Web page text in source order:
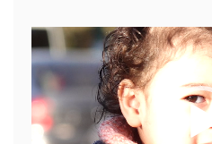
Reproductor
de
video